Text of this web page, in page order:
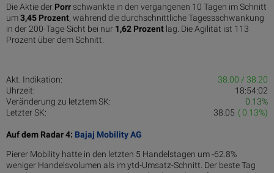
Die Aktie der Porr schwankte in den vergangenen 10 Tagen im Schnitt
um3,45 Pro­zent, während die durchschnittliche Tagessschwankung
in der 200-Tage-Sicht bei nur 1,62 Prozent lag. Die Agilität ist 113
Prozent über dem Schnitt.
Akt. Indikation:
38.00 / 38.20
Uhrzeit:
18:54:02
Veränderung zu letztem SK:
0.13%
Letzter SK:
( 0.13%)
38.05
Auf dem Radar 4: Bajaj Mobility AG
Pierer Mobility hatte in den letzten 5 Handelstagen um -62.8%
weniger Handelsvolumen als im ytd-Umsatz-Schnitt. Der beste Tag